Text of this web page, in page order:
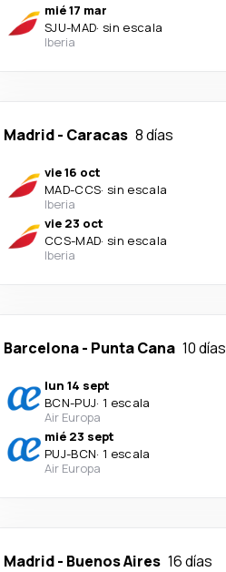
mié 17 mar
SJU-MAD· sin escala
Iberia
Madrid- Caracas 8 días
vie 16 oct
MAD-CCS· sin escala
Iberia
vie 23 oct
CCS-MAD· sin escala
Iberia
Barcelona- Punta Cana 10 días
lun 14 sept
BCN-PUJ· 1 escala
Air Europa
mié 23 sept
PUJ-BCN· 1 escala
Air Europa
Madrid- Buenos Aires 16 días